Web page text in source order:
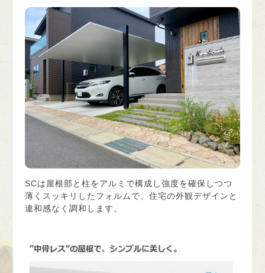
SCは屋根部と柱をアルミで構成し強度を確保しつつ
薄くスッキリしたフォルムで、住宅の外観デザインと
違和感なく調和します。